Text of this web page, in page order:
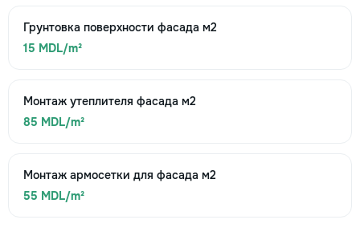
Грунтовка поверхности фасада м2
15 MDL/m²
Монтаж утеплителя фасада м2
85 MDL/m²
Монтаж армосетки для фасада м2
55 MDL/m²